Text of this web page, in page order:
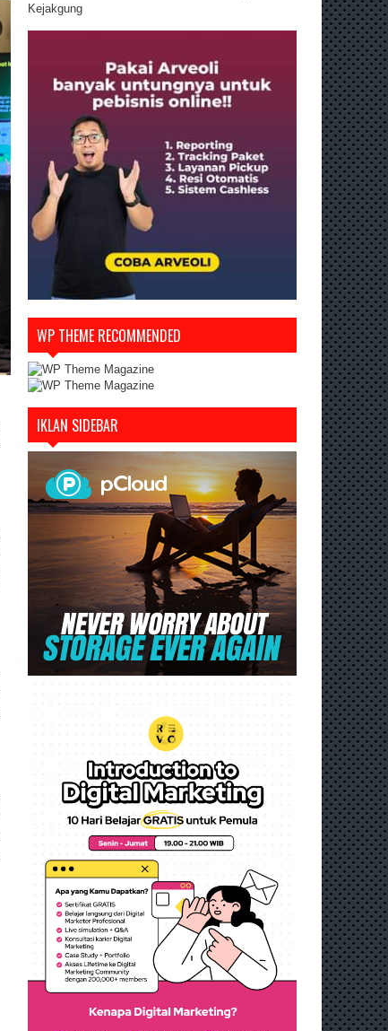
Kejakgung
WP THEME RECOMMENDED
IKLAN SIDEBAR